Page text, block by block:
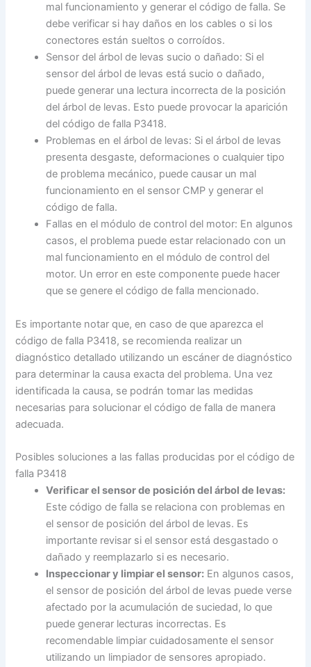
mal funcionamiento y generar el código de falla. Se
debe verificar si hay daños en los cables o si los
conectores están sueltos o corroídos.
Sensor del árbol de levas sucio o dañado: Si el
sensor del árbol de levas está sucio o dañado,
puede generar una lectura incorrecta de la posición
del árbol de levas. Esto puede provocar la aparición
del código de falla P3418.
Problemas en el árbol de levas: Si el árbol de levas
presenta desgaste, deformaciones o cualquier tipo
de problema mecánico, puede causar un mal
funcionamiento en el sensor CMP y generar el
código de falla.
Fallas en el módulo de control del motor: En algunos
casos, el problema puede estar relacionado con un
mal funcionamiento en el módulo de control del
motor. Un error en este componente puede hacer
que se genere el código de falla mencionado.
Es importante notar que, en caso de que aparezca el
código de falla P3418, se recomienda realizar un
diagnóstico detallado utilizando un escáner de diagnóstico
para determinar la causa exacta del problema. Una vez
identificada la causa, se podrán tomar las medidas
necesarias para solucionar el código de falla de manera
adecuada.
Posibles soluciones a las fallas producidas por el código de
falla P3418
Verificar el sensor de posición del árbol de levas:
Este código de falla se relaciona con problemas en
el sensor de posición del árbol de levas. Es
importante revisar si el sensor está desgastado o
dañado y reemplazarlo si es necesario.
Inspeccionar y limpiar el sensor: En algunos casos,
el sensor de posición del árbol de levas puede verse
afectado por la acumulación de suciedad, lo que
puede generar lecturas incorrectas. Es
recomendable limpiar cuidadosamente el sensor
utilizando un limpiador de sensores apropiado.